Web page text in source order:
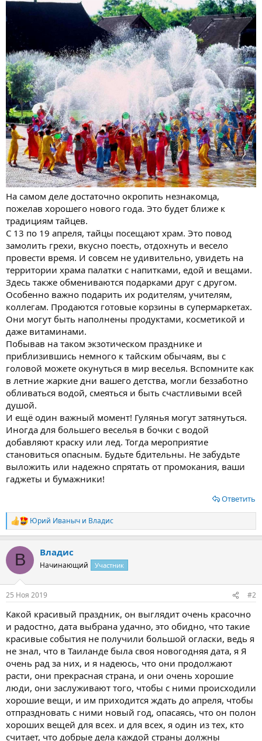
На самом деле достаточно окропить незнакомца,
пожелав хорошего нового года. Это будет ближе к
традициям тайцев.
С 13 по 19 апреля, тайцы посещают храм. Это повод
замолить грехи, вкусно поесть, отдохнуть и весело
провести время. И совсем не удивительно, увидеть на
территории храма палатки с напитками, едой и вещами.
Здесь также обмениваются подарками друг с другом.
Особенно важно подарить их родителям, учителям,
коллегам. Продаются готовые корзины в супермаркетах.
Они могут быть наполнены продуктами, косметикой и
даже витаминами.
Побывав на таком экзотическом празднике и
приблизившись немного к тайским обычаям, вы с
головой можете окунуться в мир веселья. Вспомните как
в летние жаркие дни вашего детства, могли беззаботно
обливаться водой, смеяться и быть счастливыми всей
душой.
И ещё один важный момент! Гулянья могут затянуться.
Иногда для большего веселья в бочки с водой
добавляют краску или лед. Тогда мероприятие
становиться опасным. Будьте бдительны. Не забудьте
выложить или надежно спрятать от промокания, ваши
гаджеты и бумажники!
Ответить
Р
е
к
и
Юрий Иваныч и Владис
В Владис
Начинающий Участник
25 Ноя 2019 #2
Какой красивый праздник, он выглядит очень красочно
и радостно, дата выбрана удачно, это обидно, что такие
красивые события не получили большой огласки, ведь я
не знал, что в Таиланде была своя новогодняя дата, я Я
очень рад за них, и я надеюсь, что они продолжают
расти, они прекрасная страна, и они очень хорошие
люди, они заслуживают того, чтобы с ними происходили
хорошие вещи, и им приходится ждать до апреля, чтобы
отпраздновать с ними новый год, опасаясь, что он полон
хороших вещей для всех. и для всех, я один из тех, кто
считает, что добрые дела каждой страны должны